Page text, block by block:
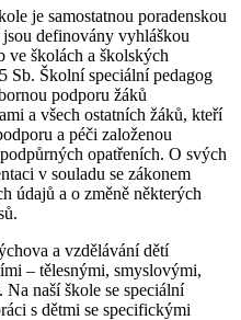
je samostatnou poradenskou
definovány vyhláškou
ve školách a školských
Sb. Školní speciální pedagog
podporu žáků
a všech ostatních žáků, kteří
a péči založenou
opatřeních. O svých
v souladu se zákonem
údajů a o změně některých
a vzdělávání dětí
– tělesnými, smyslovými,
naší škole se speciální
s dětmi se specifickými